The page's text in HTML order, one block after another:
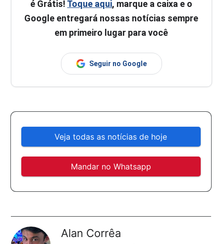
é Grátis! Toque aqui, marque a caixa e o
Google entregará nossas notícias sempre
em primeiro lugar para você
Seguir no Google
Veja todas as notícias de hoje
Mandar no Whatsapp
Alan Corrêa